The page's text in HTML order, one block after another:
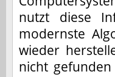
nutzt diese
modernste
wieder
nicht